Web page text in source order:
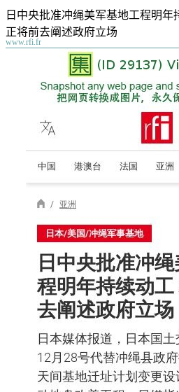
日中央批准冲绳美军基地工程明年
正将前去阐述政府立场
www.rfi.fr